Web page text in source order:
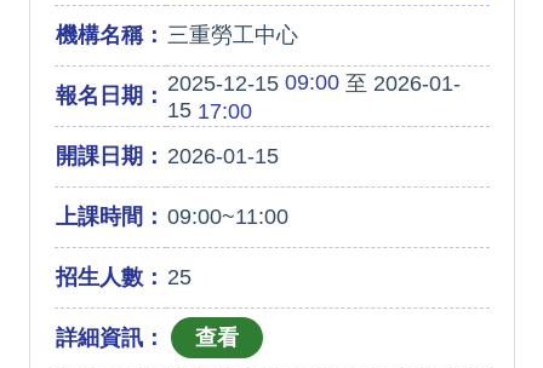
機構名稱： 三重勞工中心
報名日期： 2025-12-1509:00至 2026-01-
1517:00
開課日期： 2026-01-15
上課時間： 09:00~11:00
招生人數： 25
詳細資訊：